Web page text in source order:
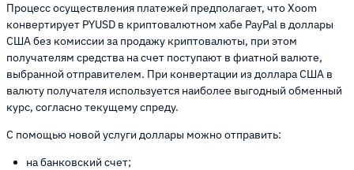
Процесс осуществления платежей предполагает, что Xoom
конвертирует PYUSD в криптовалютном хабе PayPal в доллары
США без комиссии за продажу криптовалюты, при этом
получателям средства на счет поступают в фиатной валюте,
выбранной отправителем. При конвертации из доллара США в
валюту получателя используется наиболее выгодный обменный
курс, согласно текущему спреду.
С помощью новой услуги доллары можно отправить:
на банковский счет;